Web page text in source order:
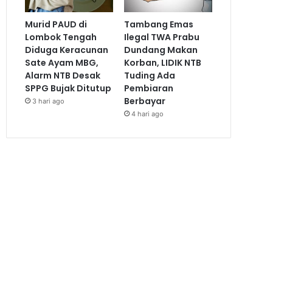
Murid PAUD di
Lombok Tengah
Diduga Keracunan
Sate Ayam MBG,
Alarm NTB Desak
SPPG Bujak Ditutup
3 hari ago
Tambang Emas
Ilegal TWA Prabu
Dundang Makan
Korban, LIDIK NTB
Tuding Ada
Pembiaran
Berbayar
4 hari ago